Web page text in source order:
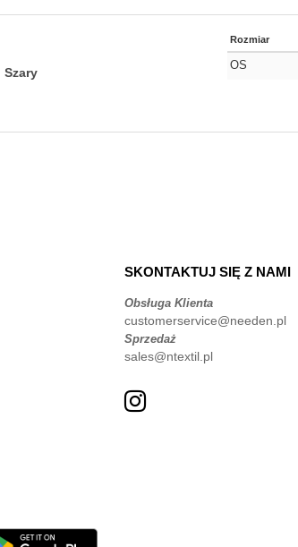
Szary
Rozmiar
OS
SKONTAKTUJ SIĘ Z NAMI
Obsługa Klienta
customerservice@needen.pl
Sprzedaż
sales@ntextil.pl